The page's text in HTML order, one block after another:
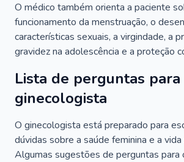
O médico também orienta a paciente
funcionamento da menstruação, o
características sexuais, a virgindade, a
gravidez na adolescência e a proteção
Lista de perguntas para
ginecologista
O ginecologista está preparado para
dúvidas sobre a saúde feminina e a
Algumas sugestões de perguntas para